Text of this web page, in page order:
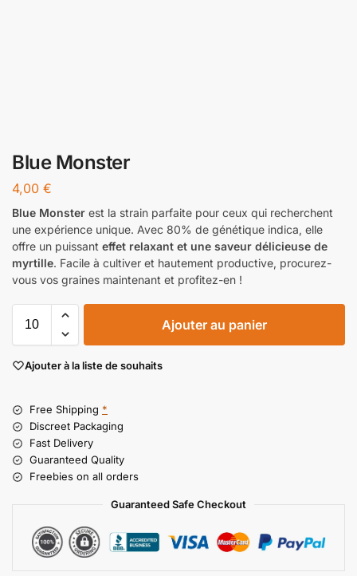
Blue Monster
4,00 €
Blue Monster est la strain parfaite pour ceux qui recherchent
une expérience unique. Avec 80% de génétique indica, elle
offre un puissant effet relaxant et une saveur délicieuse de
myrtille. Facile à cultiver et hautement productive, procurez-
vous vos graines maintenant et profitez-en !
Ajouter au panier
Ajouter à la liste de souhaits
Free Shipping *
Discreet Packaging
Fast Delivery
Guaranteed Quality
Freebies on all orders
Guaranteed Safe Checkout